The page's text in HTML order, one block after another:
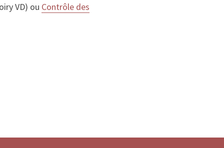
VD) ou Contrôle des